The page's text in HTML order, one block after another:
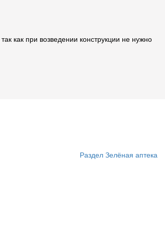
как при возведении конструкции не нужно
Раздел Зелёная аптека